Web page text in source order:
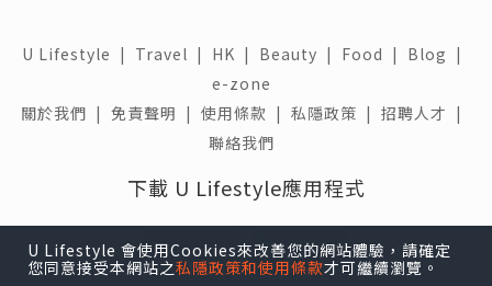
Pretty Beauty 凱詩美容，體驗韓國大
熱 CelluReon II 脂肪吸塵機。
U Lifestyle 會使用Cookies來改善您的網站體驗，請確定
您同意接受本網站之私隱政策和使用條款才可繼續瀏覽。